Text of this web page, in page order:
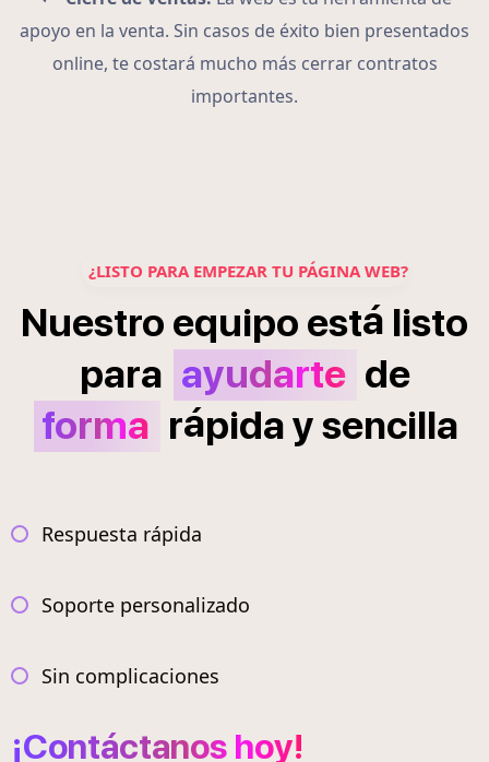
apoyo en la venta. Sin casos de éxito bien presentados
online, te costará mucho más cerrar contratos
importantes.
¿LISTO PARA EMPEZAR TU PÁGINA WEB?
Nuestro equipo está listo
para ayudarte de
forma rápidaysencilla
Respuesta rápida
Soporte personalizado
Sin complicaciones
¡Contáctanos hoy!